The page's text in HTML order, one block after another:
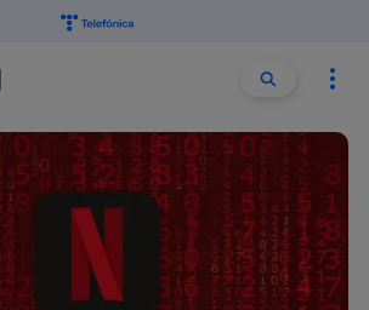
Buscar